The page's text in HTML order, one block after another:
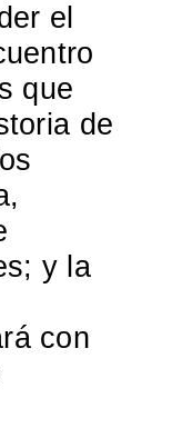
el
que
de
y la
con